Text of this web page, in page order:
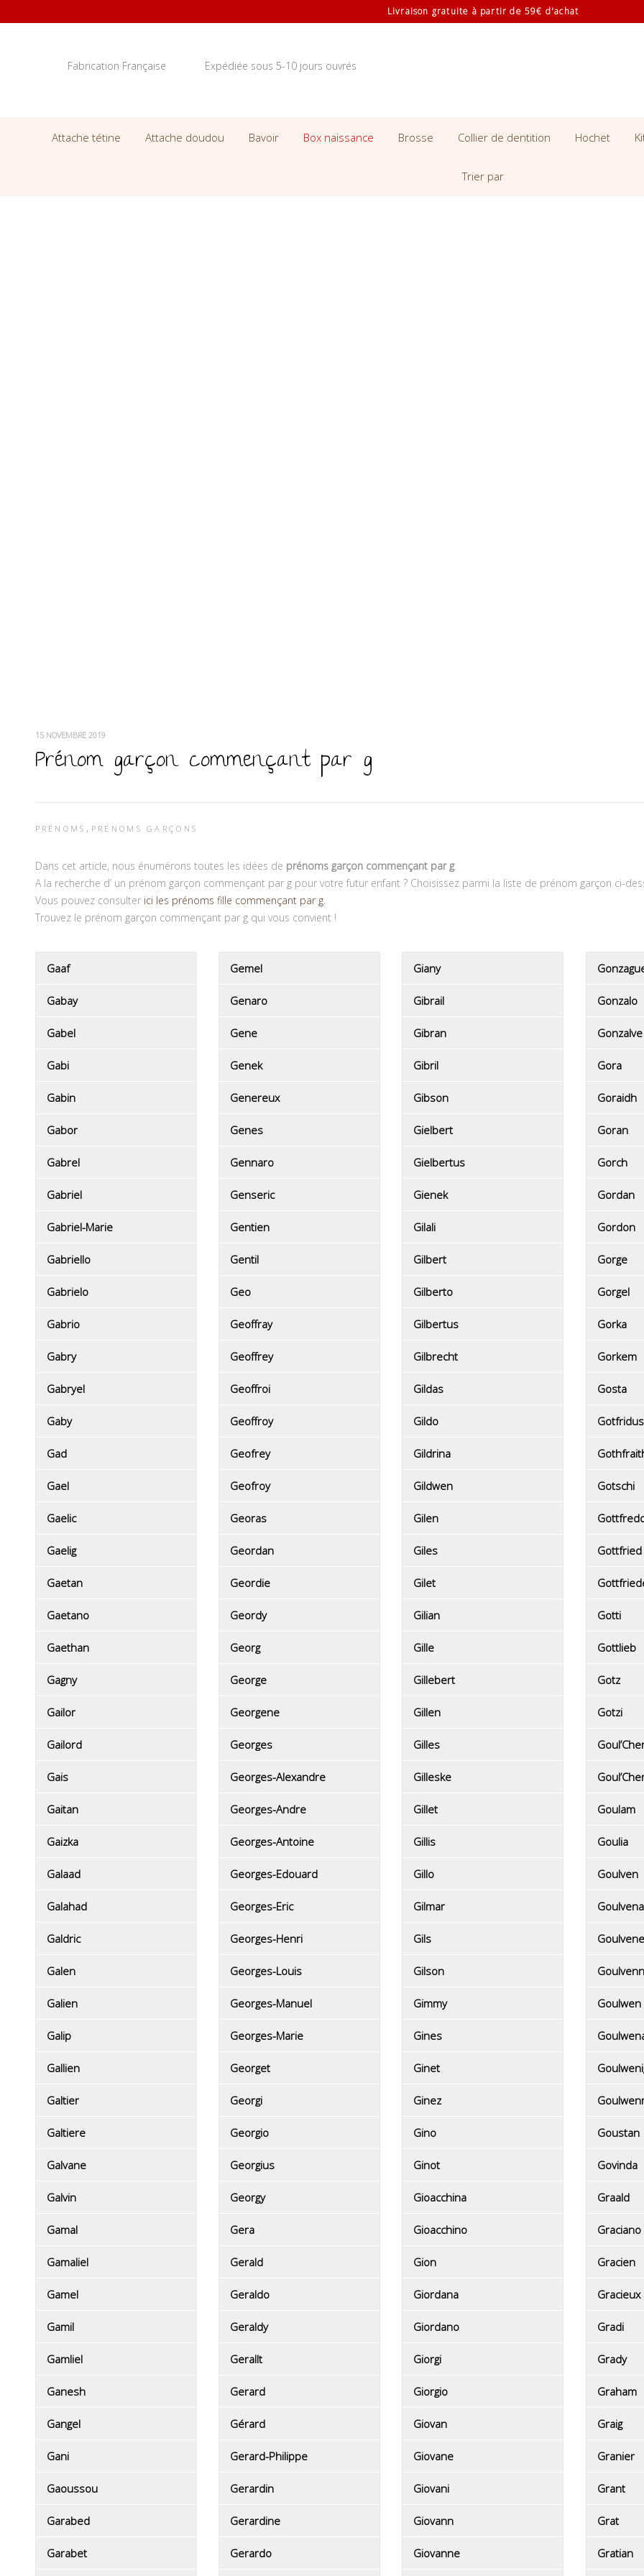
Livraison gratuite à partir de 59€ d'achat
Fabrication Française Expédiée sous 5-10 jours ouvrés
Attache tétine Attache doudou Bavoir Box naissance Brosse Collier de dentition Hochet
Trier par
15 NOVEMBRE 2019
Prénom garçon commençant par g
PRÉNOMS , PRÉNOMS GARÇONS
Dans cet article, nous énumérons toutes les idées de prénoms garçon commençant par g.
A la recherche d’ un prénom garçon commençant par g pour votre futur enfant ? Choisissez parmi la liste de prénom garçon ci-
Vous pouvez consulter ici les prénoms fille commençant par g.
Trouvez le prénom garçon commençant par g qui vous convient !
Gaaf
Gabay
Gabel
Gabi
Gabin
Gabor
Gabrel
Gabriel
Gabriel-Marie
Gabriello
Gabrielo
Gabrio
Gabry
Gabryel
Gaby
Gad
Gael
Gaelic
Gaelig
Gaetan
Gaetano
Gaethan
Gagny
Gailor
Gailord
Gais
Gaitan
Gaizka
Galaad
Galahad
Galdric
Galen
Galien
Galip
Gallien
Galtier
Galtiere
Galvane
Galvin
Gamal
Gamaliel
Gamel
Gamil
Gamliel
Ganesh
Gangel
Gani
Gaoussou
Garabed
Garabet
Gemel
Genaro
Gene
Genek
Genereux
Genes
Gennaro
Genseric
Gentien
Gentil
Geo
Geoffray
Geoffrey
Geoffroi
Geoffroy
Geofrey
Geofroy
Georas
Geordan
Geordie
Geordy
Georg
George
Georgene
Georges
Georges-Alexandre
Georges-Andre
Georges-Antoine
Georges-Edouard
Georges-Eric
Georges-Henri
Georges-Louis
Georges-Manuel
Georges-Marie
Georget
Georgi
Georgio
Georgius
Georgy
Gera
Gerald
Geraldo
Geraldy
Gerallt
Gerard
Gérard
Gerard-Philippe
Gerardin
Gerardine
Gerardo
Giany
Gibrail
Gibran
Gibril
Gibson
Gielbert
Gielbertus
Gienek
Gilali
Gilbert
Gilberto
Gilbertus
Gilbrecht
Gildas
Gildo
Gildrina
Gildwen
Gilen
Giles
Gilet
Gilian
Gille
Gillebert
Gillen
Gilles
Gilleske
Gillet
Gillis
Gillo
Gilmar
Gils
Gilson
Gimmy
Gines
Ginet
Ginez
Gino
Ginot
Gioacchina
Gioacchino
Gion
Giordana
Giordano
Giorgi
Giorgio
Giovan
Giovane
Giovani
Giovann
Giovanne
Gonzalo
Gonzalve
Gora
Goraidh
Goran
Gorch
Gordan
Gordon
Gorge
Gorgel
Gorka
Gorkem
Gosta
Gotfridus
Gotschi
Gottfried
Gotti
Gottlieb
Gotz
Gotzi
Goulam
Goulia
Goulven
Goulvena
Goulvenn
Goulwen
Goustan
Govinda
Graald
Graciano
Gracien
Gracieux
Gradi
Grady
Graham
Graig
Granier
Grant
Grat
Gratian